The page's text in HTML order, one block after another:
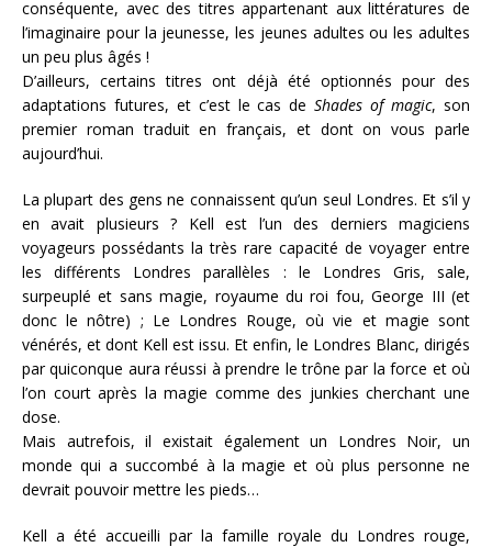
conséquente, avec des titres appartenant aux littératures de
l’imaginaire pour la jeunesse, les jeunes adultes ou les adultes
un peu plus âgés !
D’ailleurs, certains titres ont déjà été optionnés pour des
adaptations futures, et c’est le cas deShades of magic, son
premier roman traduit en français, et dont on vous parle
aujourd’hui.
La plupart des gens ne connaissent qu’un seul Londres. Et s’il y
en avait plusieurs ? Kell est l’un des derniers magiciens
voyageurs possédants la très rare capacité de voyager entre
les différents Londres parallèles : le Londres Gris, sale,
surpeuplé et sans magie, royaume du roi fou, George III (et
donc le nôtre) ; Le Londres Rouge, où vie et magie sont
vénérés, et dont Kell est issu. Et enfin, le Londres Blanc, dirigés
par quiconque aura réussi à prendre le trône par la force et où
l’on court après la magie comme des junkies cherchant une
dose.
Mais autrefois, il existait également un Londres Noir, un
monde qui a succombé à la magie et où plus personne ne
devrait pouvoir mettre les pieds…
Kell a été accueilli par la famille royale du Londres rouge,